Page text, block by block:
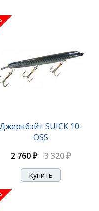
Джеркбэйт SUICK 10-
OSS
2 760 ₽
3 320 ₽